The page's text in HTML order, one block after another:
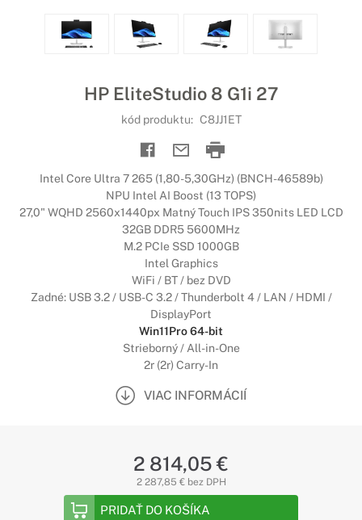
HP EliteStudio 8 G1i 27
kód produktu: C8JJ1ET
Intel Core Ultra 7 265 (1,80-5,30GHz) (BNCH-46589b)
NPU Intel AI Boost (13 TOPS)
27,0" WQHD 2560x1440px Matný Touch IPS 350nits LED LCD
32GB DDR5 5600MHz
M.2 PCIe SSD 1000GB
Intel Graphics
WiFi / BT / bez DVD
Zadné: USB 3.2 / USB-C 3.2 / Thunderbolt 4 / LAN / HDMI /
DisplayPort
Win11Pro 64-bit
Strieborný / All-in-One
2r (2r) Carry-In
VIAC INFORMÁCIÍ
2 814,05 €
2 287,85 € bez DPH
PRIDAŤ DO KOŠÍKA